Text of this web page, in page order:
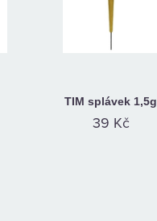
TIM splávek 1,5g
39 Kč